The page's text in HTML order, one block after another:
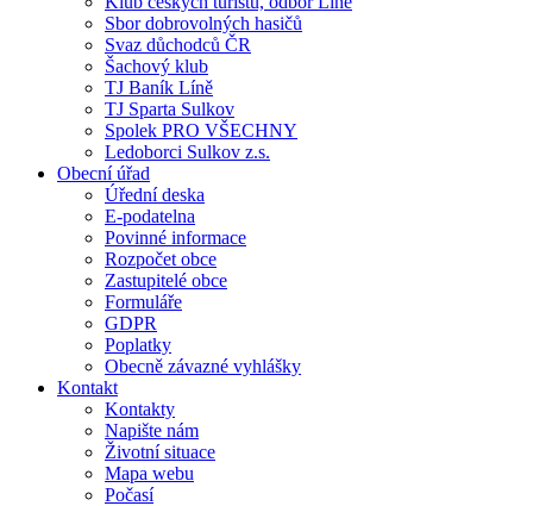
Sbor dobrovolných hasičů
Svaz důchodců ČR
Šachový klub
TJ Baník Líně
TJ Sparta Sulkov
Spolek PRO VŠECHNY
Ledoborci Sulkov z.s.
Obecní úřad
Úřední deska
E-podatelna
Povinné informace
Rozpočet obce
Zastupitelé obce
Formuláře
GDPR
Poplatky
Obecně závazné vyhlášky
Kontakt
Kontakty
Napište nám
Životní situace
Mapa webu
Počasí